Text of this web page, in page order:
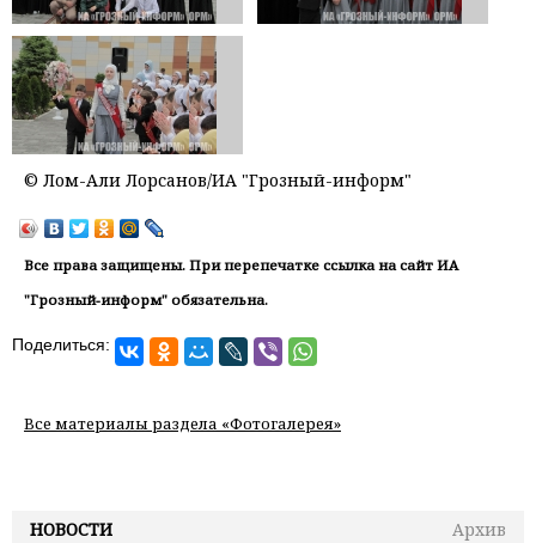
НОВОСТИ
Архив
© Лом-Али Лорсанов/ИА "Грозный-информ"
Все права защищены. При перепечатке ссылка на сайт ИА
"Грозный-информ" обязательна.
Поделиться:
Все материалы раздела «Фотогалерея»